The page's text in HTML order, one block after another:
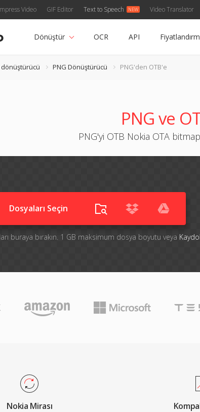
Video GIF Editor Text to Speech Video Translator
Dönüştür OCR API
PNG Dönüştürücü PNG'den OTB'e
PNG ve
PNG'yi OTB Nokia OTA
Dosyaları Seçin
buraya bırakın. 1 GB maksimum dosya boyutu veya Kaydol
Nokia Mirası